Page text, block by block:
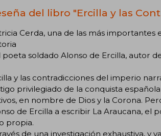
del libro "Ercilla y las
Cerda, una de las más
poeta soldado Alonso de Ercilla, autor
y las contradicciones del imperio
privilegiado de la conquista
en nombre de Dios y la Corona.
de Ercilla a escribir La Araucana, el
propia.
de una investigación exhaustiva, y